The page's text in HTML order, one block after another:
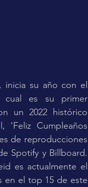
inicia su año con el
cual es su primer
un 2022 histórico
Cumpleaños
de reproducciones
Spotify y Billboard.
es actualmente el
en el top 15 de este